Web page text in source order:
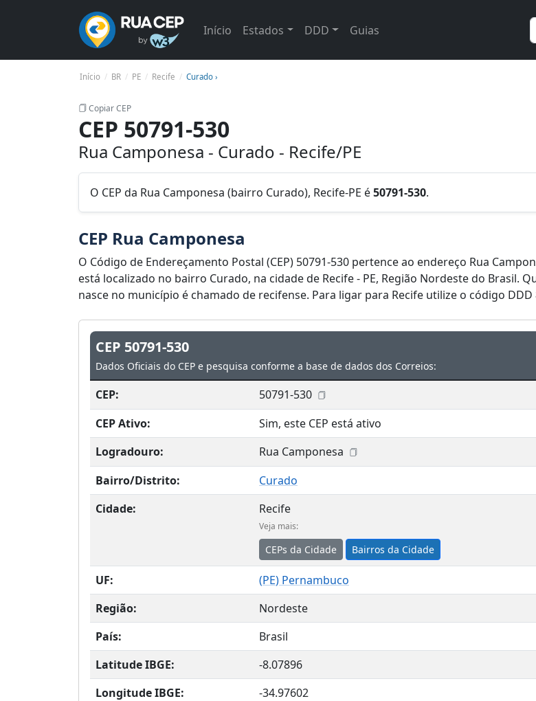
Início Estados DDD Guias
Início BR PE Recife Curado ›
Copiar CEP
CEP 50791-530
Rua Camponesa - Curado - Recife/PE
O CEP da Rua Camponesa (bairro Curado), Recife-PE é50791-530.
CEP Rua Camponesa
O Código de Endereçamento Postal (CEP) 50791-530 pertence ao endereço Rua
está localizado no bairro Curado, na cidade de Recife - PE, Região Nordeste do Brasil.
nasce no município é chamado de recifense. Para ligar para Recife utilize o código DDD
CEP 50791-530
Dados Oficiais do CEP e pesquisa conforme a base de dados dos Correios:
CEP:
50791-530
CEP Ativo:
Sim, este CEP está ativo
Logradouro:
Rua Camponesa
Bairro/Distrito:
Curado
Cidade:
Recife
Veja mais:
CEPs da Cidade Bairros da Cidade
UF: (PE) Pernambuco
Região:
Nordeste
País:
Brasil
Latitude IBGE:
-8.07896
Longitude IBGE:
-34.97602